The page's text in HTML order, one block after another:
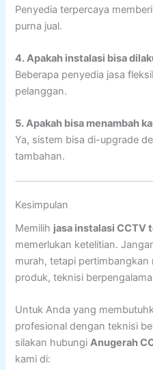
Penyedia terpercaya
purna jual.
4. Apakah instalasi bisa
Beberapa penyedia jasa
pelanggan.
5. Apakah bisa menambah
Ya, sistem bisa di-upgrade
tambahan.
Kesimpulan
Memilih jasa instalasi CCTV
memerlukan ketelitian.
murah, tetapi pertimbangkan
produk, teknisi
Untuk Anda yang
profesional dengan teknisi
silakan hubungiAnugerah
kami di: